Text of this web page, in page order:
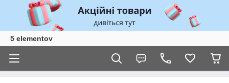
5 elementov